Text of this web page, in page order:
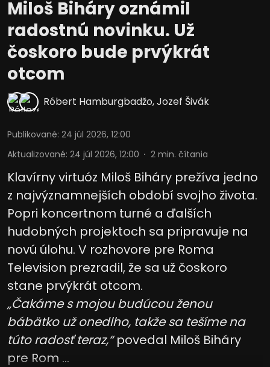
Miloš Biháry oznámil
radostnú novinku. Už
čoskoro bude prvýkrát
otcom
Róbert Hamburgbadžo,Jozef Šivák
Publikované: 24 júl 2026, 12:00
Aktualizované: 24 júl 2026, 12:00 2 min. čítania
Klavírny virtuóz Miloš Biháry prežíva jedno
z najvýznamnejších období svojho života.
Popri koncertnom turné a ďalších
hudobných projektoch sa pripravuje na
novú úlohu. V rozhovore pre Roma
Television prezradil, že sa už čoskoro
stane prvýkrát otcom.
„Čakáme s mojou budúcou ženou
bábätko už onedlho, takže sa tešíme na
túto radosť teraz,“povedal Miloš Biháry
pre Rom ...